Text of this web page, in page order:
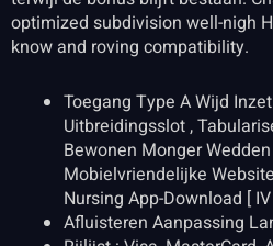
optimized subdivision well-nigh
know and roving compatibility.
Toegang Type A Wijd
Uitbreidingsslot ,
Bewonen Monger
Mobielvriendelijke
Nursing App-Download [
Afluisteren Aanpassing